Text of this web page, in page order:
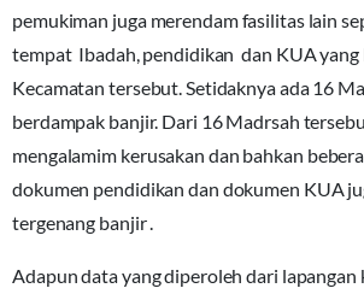
pemukiman juga merendam fasilitas lain
tempat Ibadah, pendidikan dan KUA yang
Kecamatan tersebut. Setidaknya ada 16
berdampak banjir. Dari 16 Madrsah
mengalamim kerusakan dan bahkan
dokumen pendidikan dan dokumen KUA
tergenang banjir .
Adapun data yang diperoleh dari lapangan